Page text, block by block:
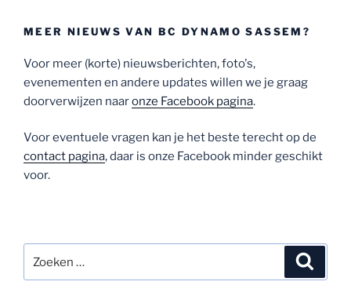
MEER NIEUWS VAN BC DYNAMO SASSEM?
Voor meer (korte) nieuwsberichten, foto's,
evenementen en andere updates willen we je graag
doorverwijzen naaronze Facebook pagina.
Voor eventuele vragen kan je het beste terecht op de
contact pagina, daar is onze Facebook minder geschikt
voor.
naar: